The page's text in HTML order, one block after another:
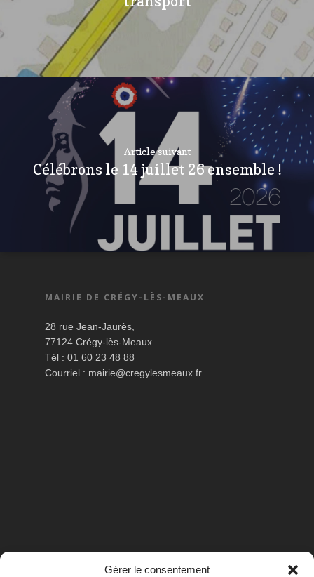
Gérer le consentement
Article suivant
Célébrons le 14 juillet 26 ensemble !
MAIRIE DE CRÉGY-LÈS-MEAUX
28 rue Jean-Jaurès,
77124 Crégy-lès-Meaux
Tél : 01 60 23 48 88
Courriel : mairie@cregylesmeaux.fr